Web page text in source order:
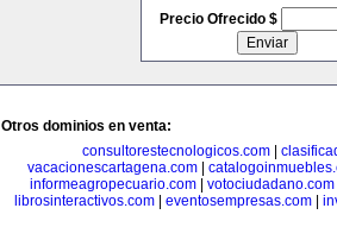
Precio Ofrecido $
Otros dominios en venta:
consultorestecnologicos.com
vacacionescartagena.com
informeagropecuario.com| votociudadano.com
librosinteractivos.com| eventosempresas.com|